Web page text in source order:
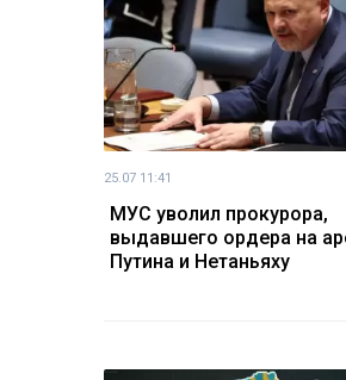
25.07 11:41
МУС уволил прокурора,
выдавшего ордера на
Путина и Нетаньяху